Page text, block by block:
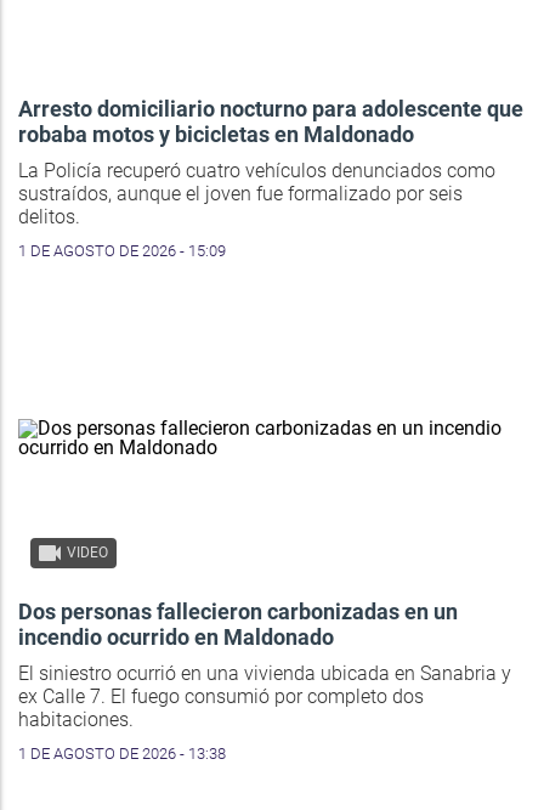
Arresto domiciliario nocturno para adolescente que
robaba motos y bicicletas en Maldonado
La Policía recuperó cuatro vehículos denunciados como
sustraídos, aunque el joven fue formalizado por seis
delitos.
1 DE AGOSTO DE 2026 - 15:09
VIDEO
Dos personas fallecieron carbonizadas en un
incendio ocurrido en Maldonado
El siniestro ocurrió en una vivienda ubicada en Sanabria y
ex Calle 7. El fuego consumió por completo dos
habitaciones.
1 DE AGOSTO DE 2026 - 13:38